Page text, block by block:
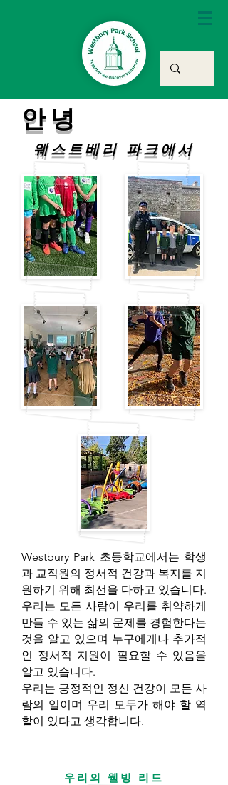
안녕
웨스트베리 파크에서
Westbury Park 초등학교에서는 학생
과 교직원의 정서적 건강과 복지를 지
원하기 위해 최선을 다하고 있습니다.
우리는 모든 사람이 우리를 취약하게
만들 수 있는 삶의 문제를 경험한다는
것을 알고 있으며 누구에게나 추가적
인 정서적 지원이 필요할 수 있음을
알고 있습니다.
우리는 긍정적인 정신 건강이 모든 사
람의 일이며 우리 모두가 해야 할 역
할이 있다고 생각합니다.
우리의 웰빙 리드